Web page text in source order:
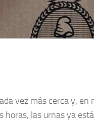
vez más cerca y, en
horas, las urnas ya